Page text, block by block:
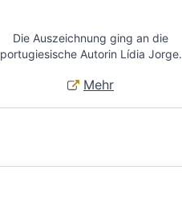
Die Auszeichnung ging an die
portugiesische Autorin Lídia Jorge.
Mehr